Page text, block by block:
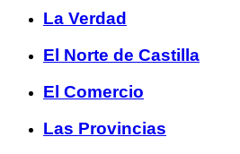
La Verdad
El Norte de Castilla
El Comercio
Las Provincias